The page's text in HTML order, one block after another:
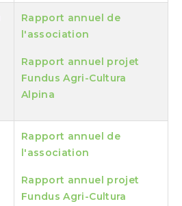
Rapport annuel de
l'association
Rapport annuel projet
Fundus Agri-Cultura
Alpina
Rapport annuel de
l'association
Rapport annuel projet
Fundus Agri-Cultura